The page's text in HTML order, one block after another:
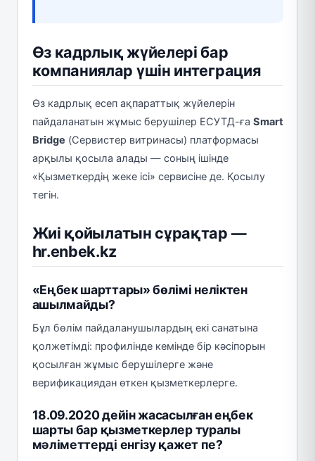
Өз кадрлық жүйелері бар
компаниялар үшін интеграция
Өз кадрлық есеп ақпараттық жүйелерін
пайдаланатын жұмыс берушілер ЕСУТД-ға Smart
Bridge (Сервистер витринасы) платформасы
арқылы қосыла алады — соның ішінде
«Қызметкердің жеке ісі» сервисіне де. Қосылу
тегін.
Жиі қойылатын сұрақтар —
hr.enbek.kz
«Еңбек шарттары» бөлімі неліктен
ашылмайды?
Бұл бөлім пайдаланушылардың екі санатына
қолжетімді: профилінде кемінде бір кәсіпорын
қосылған жұмыс берушілерге және
верификациядан өткен қызметкерлерге.
18.09.2020 дейін жасасылған еңбек
шарты бар қызметкерлер туралы
мәліметтерді енгізу қажет пе?